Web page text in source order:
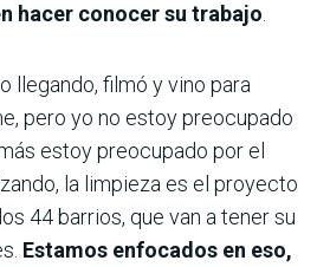
hacer conocer su trabajo.
llegando, filmó y vino para
pero yo no estoy preocupado
estoy preocupado por el
la limpieza es el proyecto
44 barrios, que van a tener su
Estamos enfocados en eso,